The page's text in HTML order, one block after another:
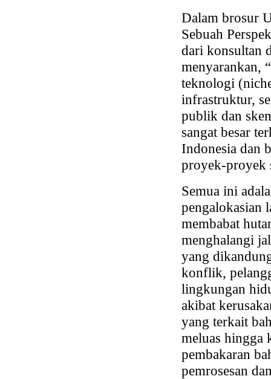
Dalam brosur
Sebuah
dari konsultan
menyarankan,
teknologi
infrastruktur,
publik dan
sangat besar
Indonesia dan
proyek-proyek
Semua ini
pengalokasian
membabat
menghalangi
yang
konflik,
lingkungan
akibat
yang terkait
meluas hingga
pembakaran
pemrosesan